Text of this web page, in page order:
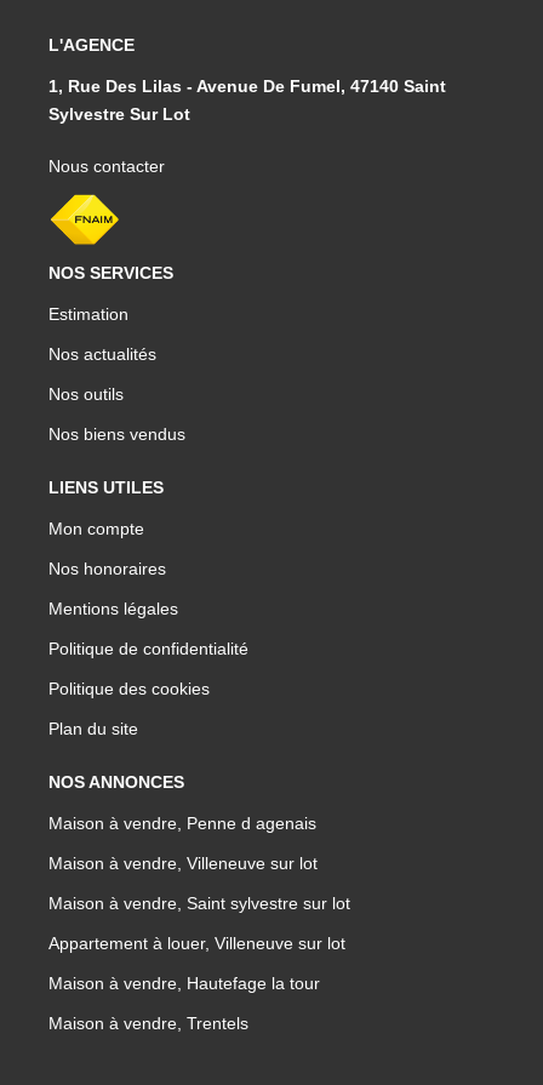
L'AGENCE
1, Rue Des Lilas - Avenue De Fumel, 47140 Saint
Sylvestre Sur Lot
Nous contacter
NOS SERVICES
Estimation
Nos actualités
Nos outils
Nos biens vendus
LIENS UTILES
Mon compte
Nos honoraires
Mentions légales
Politique de confidentialité
Politique des cookies
Plan du site
NOS ANNONCES
Maison à vendre, Penne d agenais
Maison à vendre, Villeneuve sur lot
Maison à vendre, Saint sylvestre sur lot
Appartement à louer, Villeneuve sur lot
Maison à vendre, Hautefage la tour
Maison à vendre, Trentels